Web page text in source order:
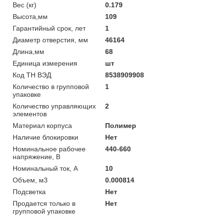
Вес (кг)
0.179
Высота,мм
109
Гарантийный срок, лет
1
Диаметр отверстия, мм
46164
Длина,мм
68
Единица измерения
шт
Код ТН ВЭД
8538909908
Количество в групповой
упаковке
1
Количество управляющих
элементов
2
Материал корпуса
Полимер
Наличие блокировки
Нет
Номинальное рабочее
напряжение, В
440-660
Номинальный ток, А
10
Объем, м3
0.000814
Подсветка
Нет
Продается только в
групповой упаковке
Нет